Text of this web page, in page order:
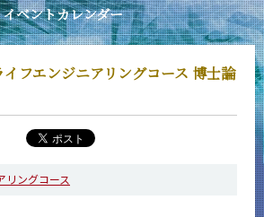
イベントカレンダー
フエンジニアリングコース 博士論
リングコース